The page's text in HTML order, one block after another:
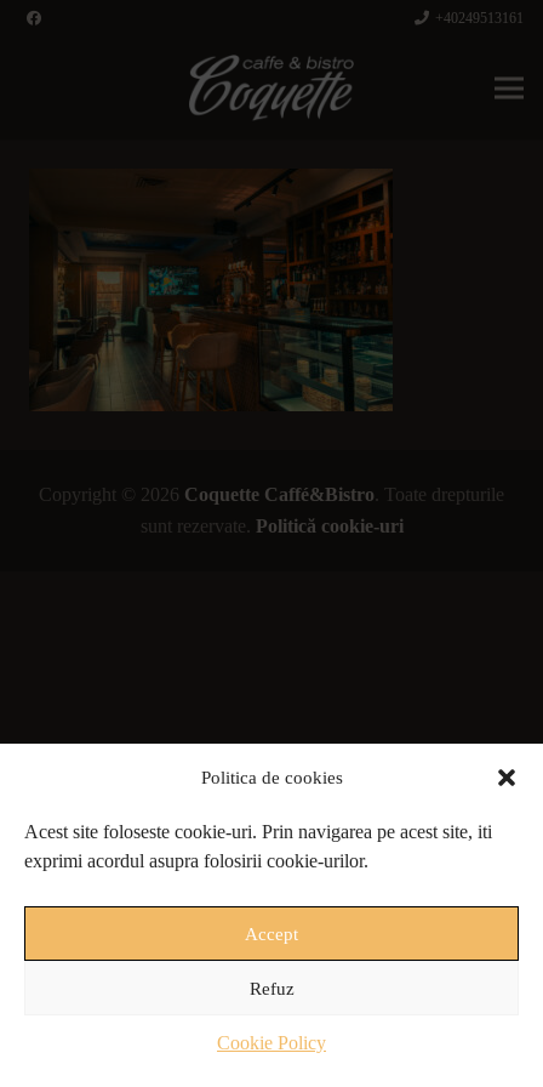
Politica de cookies
Acest site foloseste cookie-uri. Prin navigarea pe acest site, iti
exprimi acordul asupra folosirii cookie-urilor.
Accept
Refuz
Cookie Policy
+40249513161
Copyright © 2026 Coquette Caffé&Bistro . Toate drepturile
sunt rezervate. Politică cookie-uri